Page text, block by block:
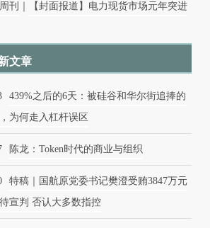
刊 【封面报道】电力现货市场元年突进
文章
439%之后的6天：被硅谷和华尔街追捧的
为何走入杠杆误区
陈龙：Token时代的商业与组织
特稿｜国航原党委书记樊澄受贿3847万元
宣判 否认大多数指控